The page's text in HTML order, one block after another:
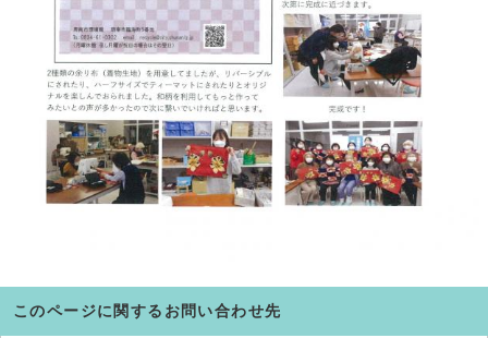
このページに関するお問い合わせ先